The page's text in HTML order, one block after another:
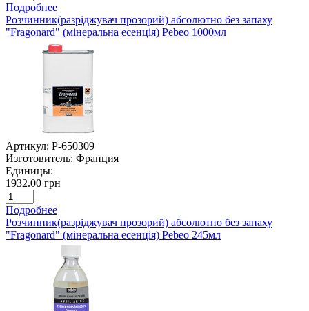
Подробнее
Розчинник(разріджувач прозорий) абсолютно без запаху
"Fragonard" (мінеральна есенція) Pebeo 1000мл
Артикул: P-650309
Изготовитель: Франция
Единицы:
1932.00 грн
Подробнее
Розчинник(разріджувач прозорий) абсолютно без запаху
"Fragonard" (мінеральна есенція) Pebeo 245мл